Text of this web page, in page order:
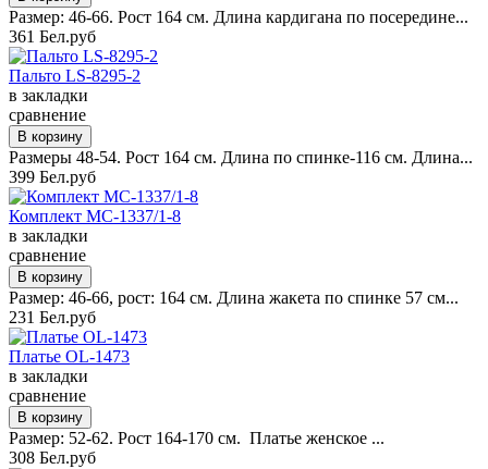
Размер: 46-66. Рост 164 см. Длина кардигана по посередине...
361 Бел.руб
Пальто LS-8295-2
в закладки
сравнение
Размеры 48-54. Рост 164 см. Длина по спинке-116 см. Длина...
399 Бел.руб
Комплект MC-1337/1-8
в закладки
сравнение
Размер: 46-66, рост: 164 см. Длина жакета по спинке 57 см...
231 Бел.руб
Платье OL-1473
в закладки
сравнение
Размер: 52-62. Рост 164-170 см. Платье женское ...
308 Бел.руб